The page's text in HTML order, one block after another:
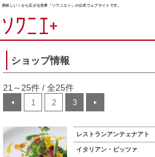
美味しい！から広がる世界「ソワニエ＋」の公式ウェブサイトです。
ショップ情報
21～25件 / 全25件
◀ 1 2 3 ▶
レストランアンテェナアト
イタリアン・ピッツァ